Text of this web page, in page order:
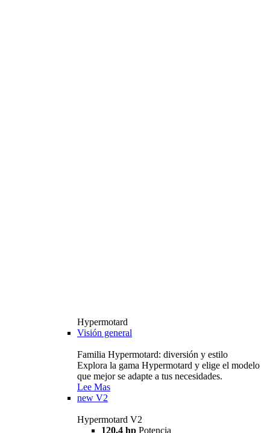
Hypermotard
Visión general
Familia Hypermotard: diversión y estilo
Explora la gama Hypermotard y elige el modelo
que mejor se adapte a tus necesidades.
Lee Mas
new V2
Hypermotard V2
120,4 hp Potencia